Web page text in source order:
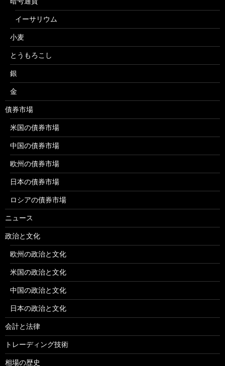
イーサリウム
小麦
とうもろこし
銀
金
債券市場
米国の債券市場
中国の債券市場
欧州の債券市場
日本の債券市場
ロシアの債券市場
ニュース
政治と文化
欧州の政治と文化
米国の政治と文化
中国の政治と文化
日本の政治と文化
会計と法律
トレーディング技術
相場の歴史